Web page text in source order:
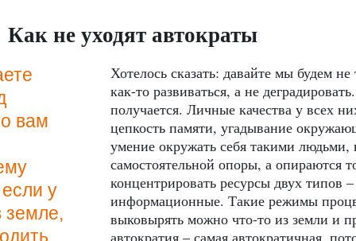
Как не уходят автократы
вам
у
земле,
Хотелось сказать: давайте мы будем
как-то развиваться, а не
получается. Личные качества у всех
цепкость памяти, угадывание
умение окружать себя такими
самостоятельной опоры, а опираются
концентрировать ресурсы двух типов
информационные. Такие режимы
выковырять можно что-то из земли и
автократия – самая автократичная,